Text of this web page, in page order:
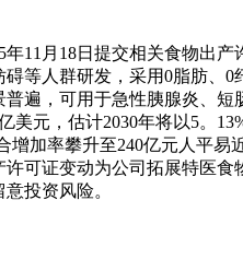
月18日提交相关食物出产
等人群研发，采用0脂肪、
遍，可用于急性胰腺炎、
美元，估计2030年将以5。
增加率攀升至240亿元人平
可证变动为公司拓展特医
投资风险。